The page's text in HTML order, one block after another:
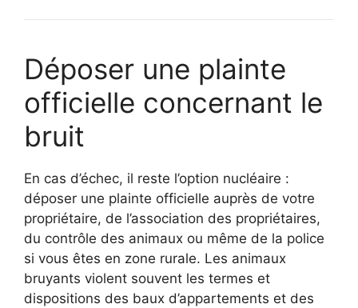
Déposer une plainte
officielle concernant le
bruit
En cas d’échec, il reste l’option nucléaire :
déposer une plainte officielle auprès de votre
propriétaire, de l’association des propriétaires,
du contrôle des animaux ou même de la police
si vous êtes en zone rurale. Les animaux
bruyants violent souvent les termes et
dispositions des baux d’appartements et des